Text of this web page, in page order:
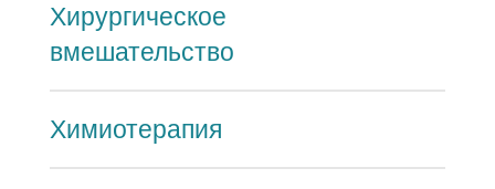
Хирургическое
вмешательство
Химиотерапия